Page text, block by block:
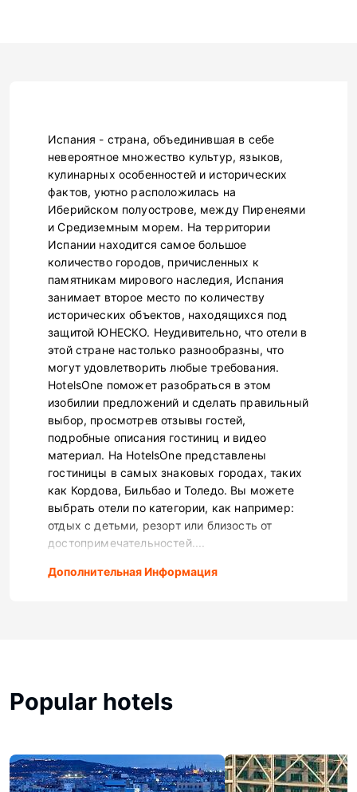
Испания - страна, объединившая в себе
невероятное множество культур, языков,
кулинарных особенностей и исторических
фактов, уютно расположилась на
Иберийском полуострове, между Пиренеями
и Средиземным морем. На территории
Испании находится самое большое
количество городов, причисленных к
памятникам мирового наследия, Испания
занимает второе место по количеству
исторических объектов, находящихся под
защитой ЮНЕСКО. Неудивительно, что отели в
этой стране настолько разнообразны, что
могут удовлетворить любые требования.
HotelsOne поможет разобраться в этом
изобилии предложений и сделать правильный
выбор, просмотрев отзывы гостей,
подробные описания гостиниц и видео
материал. На HotelsOne представлены
гостиницы в самых знаковых городах, таких
как Кордова, Бильбао и Толедо. Вы можете
выбрать отели по категории, как например:
отдых с детьми, резорт или близость от
достопримечательностей....
Дополнительная Информация
Popular hotels